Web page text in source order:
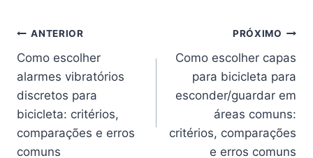
Navegação
de
Post
ANTERIOR
Como escolher
alarmes vibratórios
discretos para
bicicleta: critérios,
comparações e erros
comuns
PRÓXIMO
Como escolher capas
para bicicleta para
esconder/guardar em
áreas comuns:
critérios, comparações
e erros comuns